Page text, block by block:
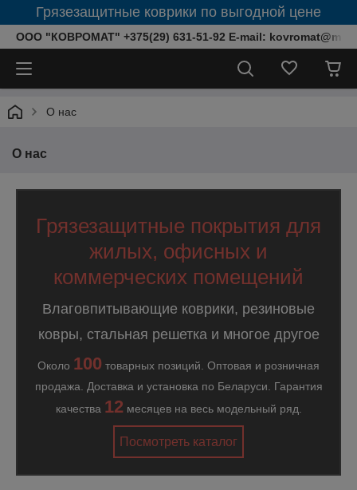
Грязезащитные коврики по выгодной цене
ООО "КОВРОМАТ" +375(29) 631-51-92 E-mail:
О нас
О нас
Грязезащитные покрытия для
жилых, офисных и
коммерческих помещений
Влаговпитывающие коврики, резиновые
ковры, стальная решетка и многое другое
Около 100 товарных позиций. Оптовая и розничная
продажа. Доставка и установка по Беларуси. Гарантия
качества 12месяцев на весь модельный ряд.
Посмотреть каталог